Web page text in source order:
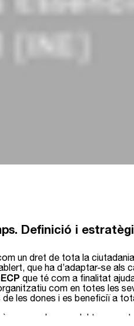
Definició i
un dret de tota la
que ha d’adaptar-se als
que té com a finalitat
com en totes les
les dones i es beneficiï a
en els usos del temps a